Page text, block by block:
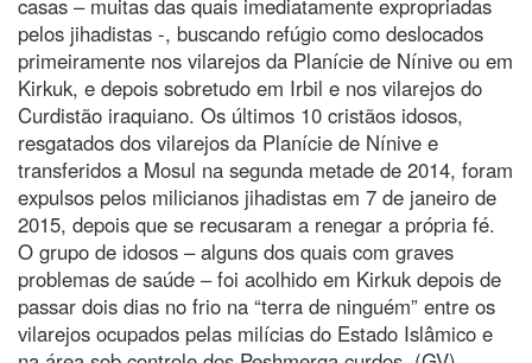
casas – muitas das quais imediatamente expropriadas
pelos jihadistas -, buscando refúgio como deslocados
primeiramente nos vilarejos da Planície de Nínive ou em
Kirkuk, e depois sobretudo em Irbil e nos vilarejos do
Curdistão iraquiano. Os últimos 10 cristãos idosos,
resgatados dos vilarejos da Planície de Nínive e
transferidos a Mosul na segunda metade de 2014, foram
expulsos pelos milicianos jihadistas em 7 de janeiro de
2015, depois que se recusaram a renegar a própria fé.
O grupo de idosos – alguns dos quais com graves
problemas de saúde – foi acolhido em Kirkuk depois de
passar dois dias no frio na “terra de ninguém” entre os
vilarejos ocupados pelas milícias do Estado Islâmico e